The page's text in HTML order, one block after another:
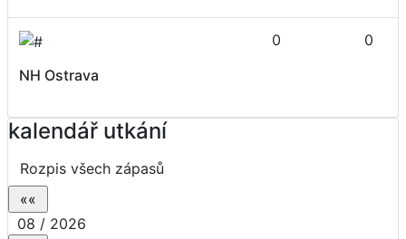
NH Ostrava
0 0
kalendář utkání
Rozpis všech zápasů
08 / 2026